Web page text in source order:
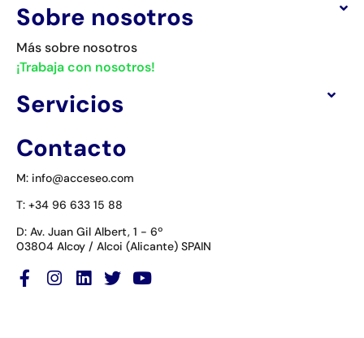
Sobre nosotros
Más sobre nosotros
¡Trabaja con nosotros!
Servicios
Contacto
M: info@acceseo.com
T: +34 96 633 15 88
D: Av. Juan Gil Albert, 1 - 6º
03804 Alcoy / Alcoi (Alicante) SPAIN